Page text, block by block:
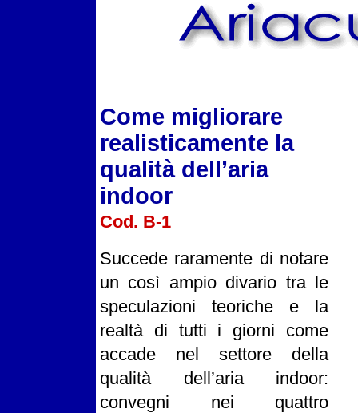
Come migliorare
realisticamente la
qualità dell’aria
indoor
Cod. B-1
Succede raramente di notare
un così ampio divario tra le
speculazioni teoriche e la
realtà di tutti i giorni come
accade nel settore della
qualità dell’aria indoor:
convegni nei quattro